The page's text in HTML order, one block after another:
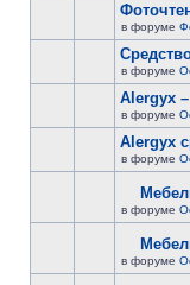
в форуме
в форуме
Alergyx
в форуме
Alergyx
в форуме
в форуме
в форуме